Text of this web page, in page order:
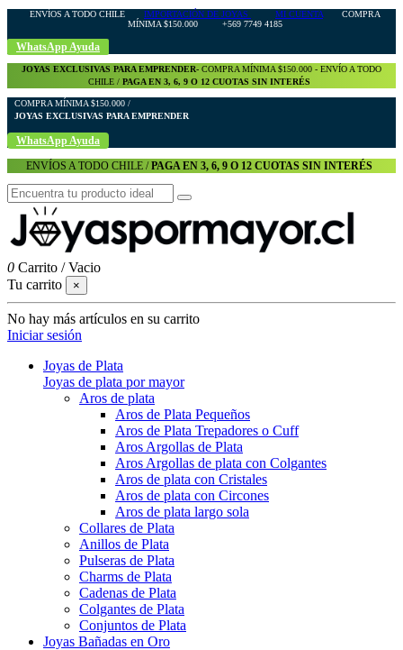
ENVÍOS A TODO CHILE IMPORTACIÓN DE JOYAS MI CUENTA COMPRA
MÍNIMA $150.000 +569 7749 4185
WhatsApp Ayuda
JOYAS EXCLUSIVAS PARA EMPRENDER- COMPRA MÍNIMA $150.000 - ENVÍO A TODO
CHILE / PAGA EN 3, 6, 9 O 12 CUOTAS SIN INTERÉS
COMPRA MÍNIMA $150.000 /
JOYAS EXCLUSIVAS PARA EMPRENDER
WhatsApp Ayuda
ENVÍOS A TODO CHILE /PAGA EN 3, 6, 9 O 12 CUOTAS SIN INTERÉS
0 Carrito /Vacio
Tu carrito
×
No hay más artículos en su carrito
Iniciar sesión
Joyas de Plata
Joyas de plata por mayor
Aros de plata
Aros de Plata Pequeños
Aros de Plata Trepadores o Cuff
Aros Argollas de Plata
Aros Argollas de plata con Colgantes
Aros de plata con Cristales
Aros de plata con Circones
Aros de plata largo sola
Collares de Plata
Anillos de Plata
Pulseras de Plata
Charms de Plata
Cadenas de Plata
Colgantes de Plata
Conjuntos de Plata
Joyas Bañadas en Oro